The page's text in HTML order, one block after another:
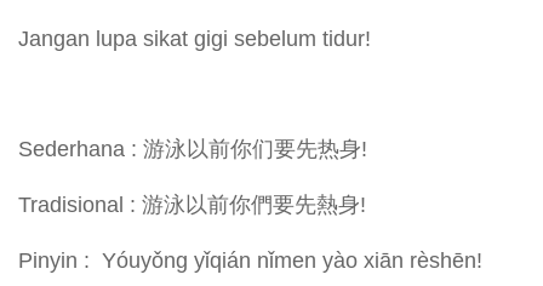
Jangan lupa sikat gigi sebelum tidur!
Sederhana : 游泳以前你们要先热身!
Tradisional : 游泳以前你們要先熱身!
Pinyin : Yóuyǒng yǐqián nǐmen yào xiān rèshēn!